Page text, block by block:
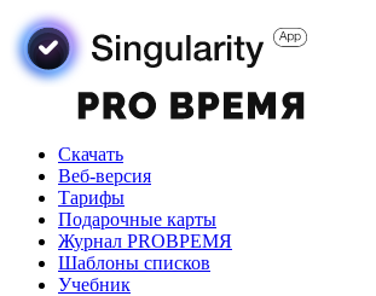
Скачать
Веб-версия
Тарифы
Подарочные карты
Журнал PROВРЕМЯ
Шаблоны списков
Учебник